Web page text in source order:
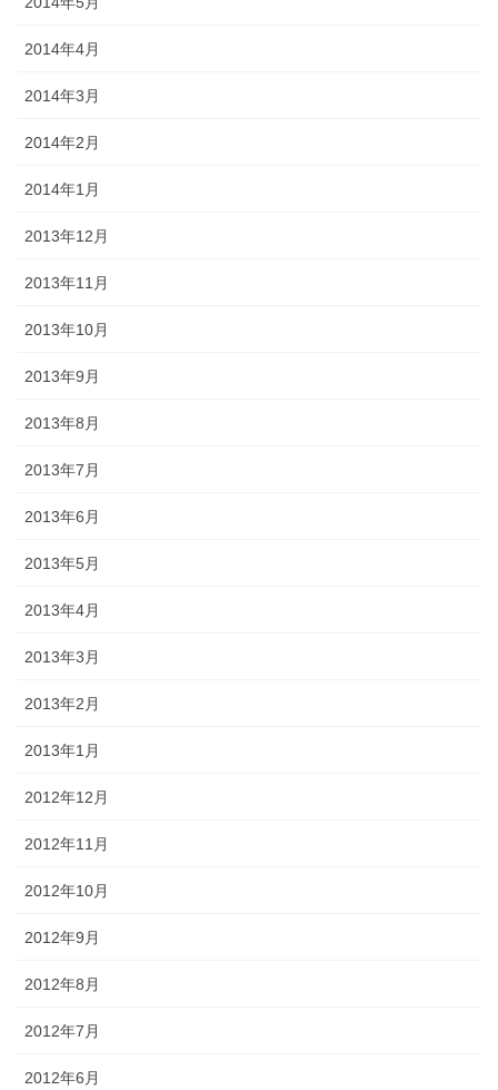
2014年4月
2014年3月
2014年2月
2014年1月
2013年12月
2013年11月
2013年10月
2013年9月
2013年8月
2013年7月
2013年6月
2013年5月
2013年4月
2013年3月
2013年2月
2013年1月
2012年12月
2012年11月
2012年10月
2012年9月
2012年8月
2012年7月
2012年6月